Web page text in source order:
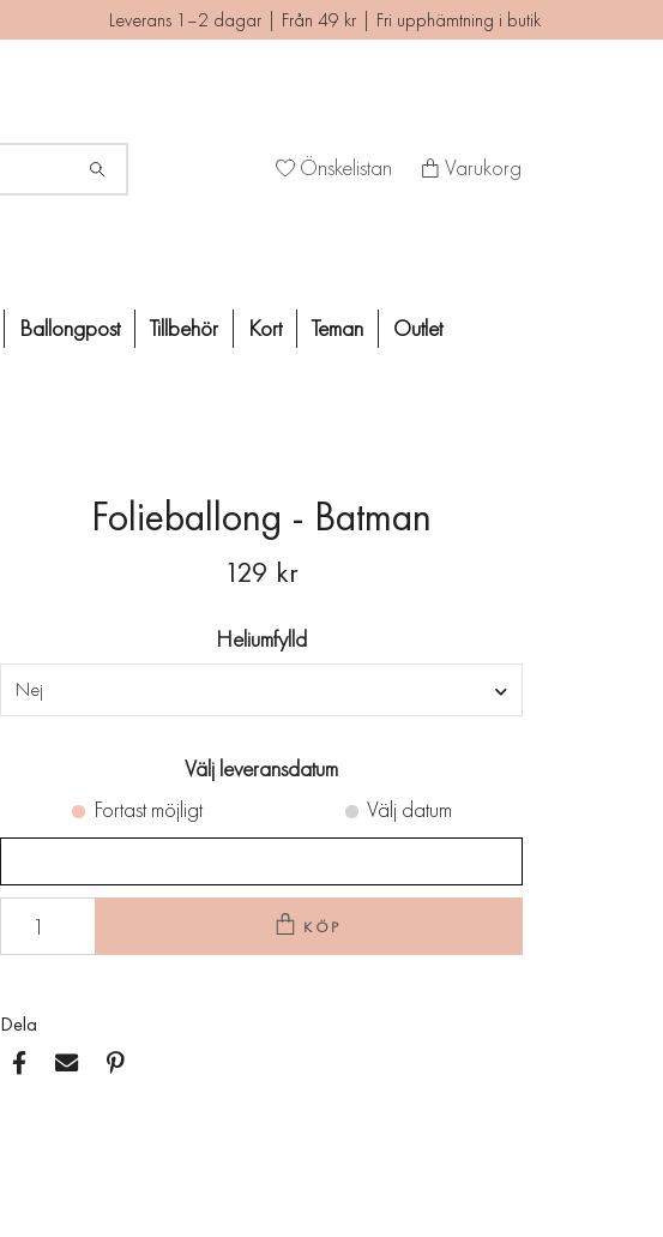
Leverans 1–2 dagar | Från 49 kr | Fri upphämtning i butik
Önskelistan Varukorg
Ballongpost Tillbehör Kort Teman Outlet
Folieballong - Batman
129 kr
Heliumfylld
Nej
Välj leveransdatum
Fortast möjligt
Välj datum
KÖP
Dela